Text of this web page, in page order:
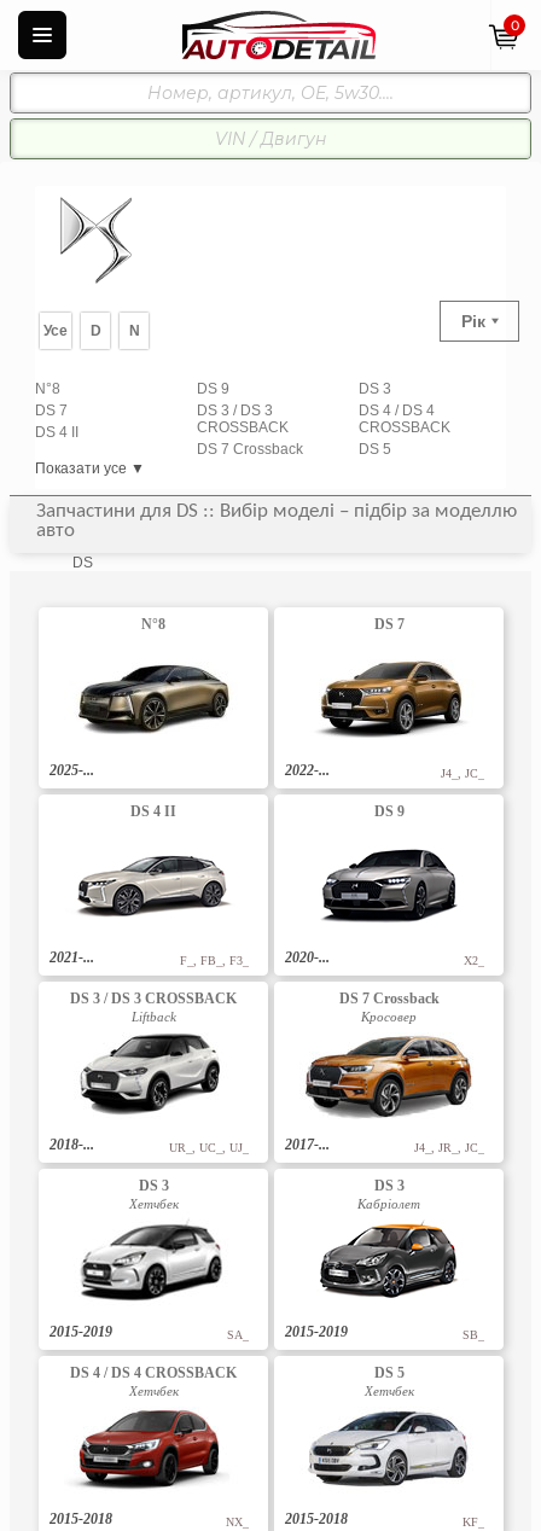
0
Усе D N Рік
N°8
DS 7
DS 4 II
DS 9
DS 3 / DS 3
CROSSBACK
DS 7 Crossback
DS 3
DS 4 / DS 4
CROSSBACK
DS 5
Показати усе ▼
Запчастини для DS :: Вибір моделі – підбір за моделлю
авто
DS
N°8
2025-...
DS 7
2022-... J4_, JC_
DS 4 II
2021-... F_, FB_, F3_
DS 9
2020-... X2_
DS 3 / DS 3 CROSSBACK
Liftback
2018-... UR_, UC_, UJ_
DS 7 Crossback
Кросовер
2017-... J4_, JR_, JC_
DS 3
Хетчбек
2015-2019 SA_
DS 3
Кабріолет
2015-2019 SB_
DS 4 / DS 4 CROSSBACK
Хетчбек
2015-2018 NX_
DS 5
Хетчбек
2015-2018 KF_